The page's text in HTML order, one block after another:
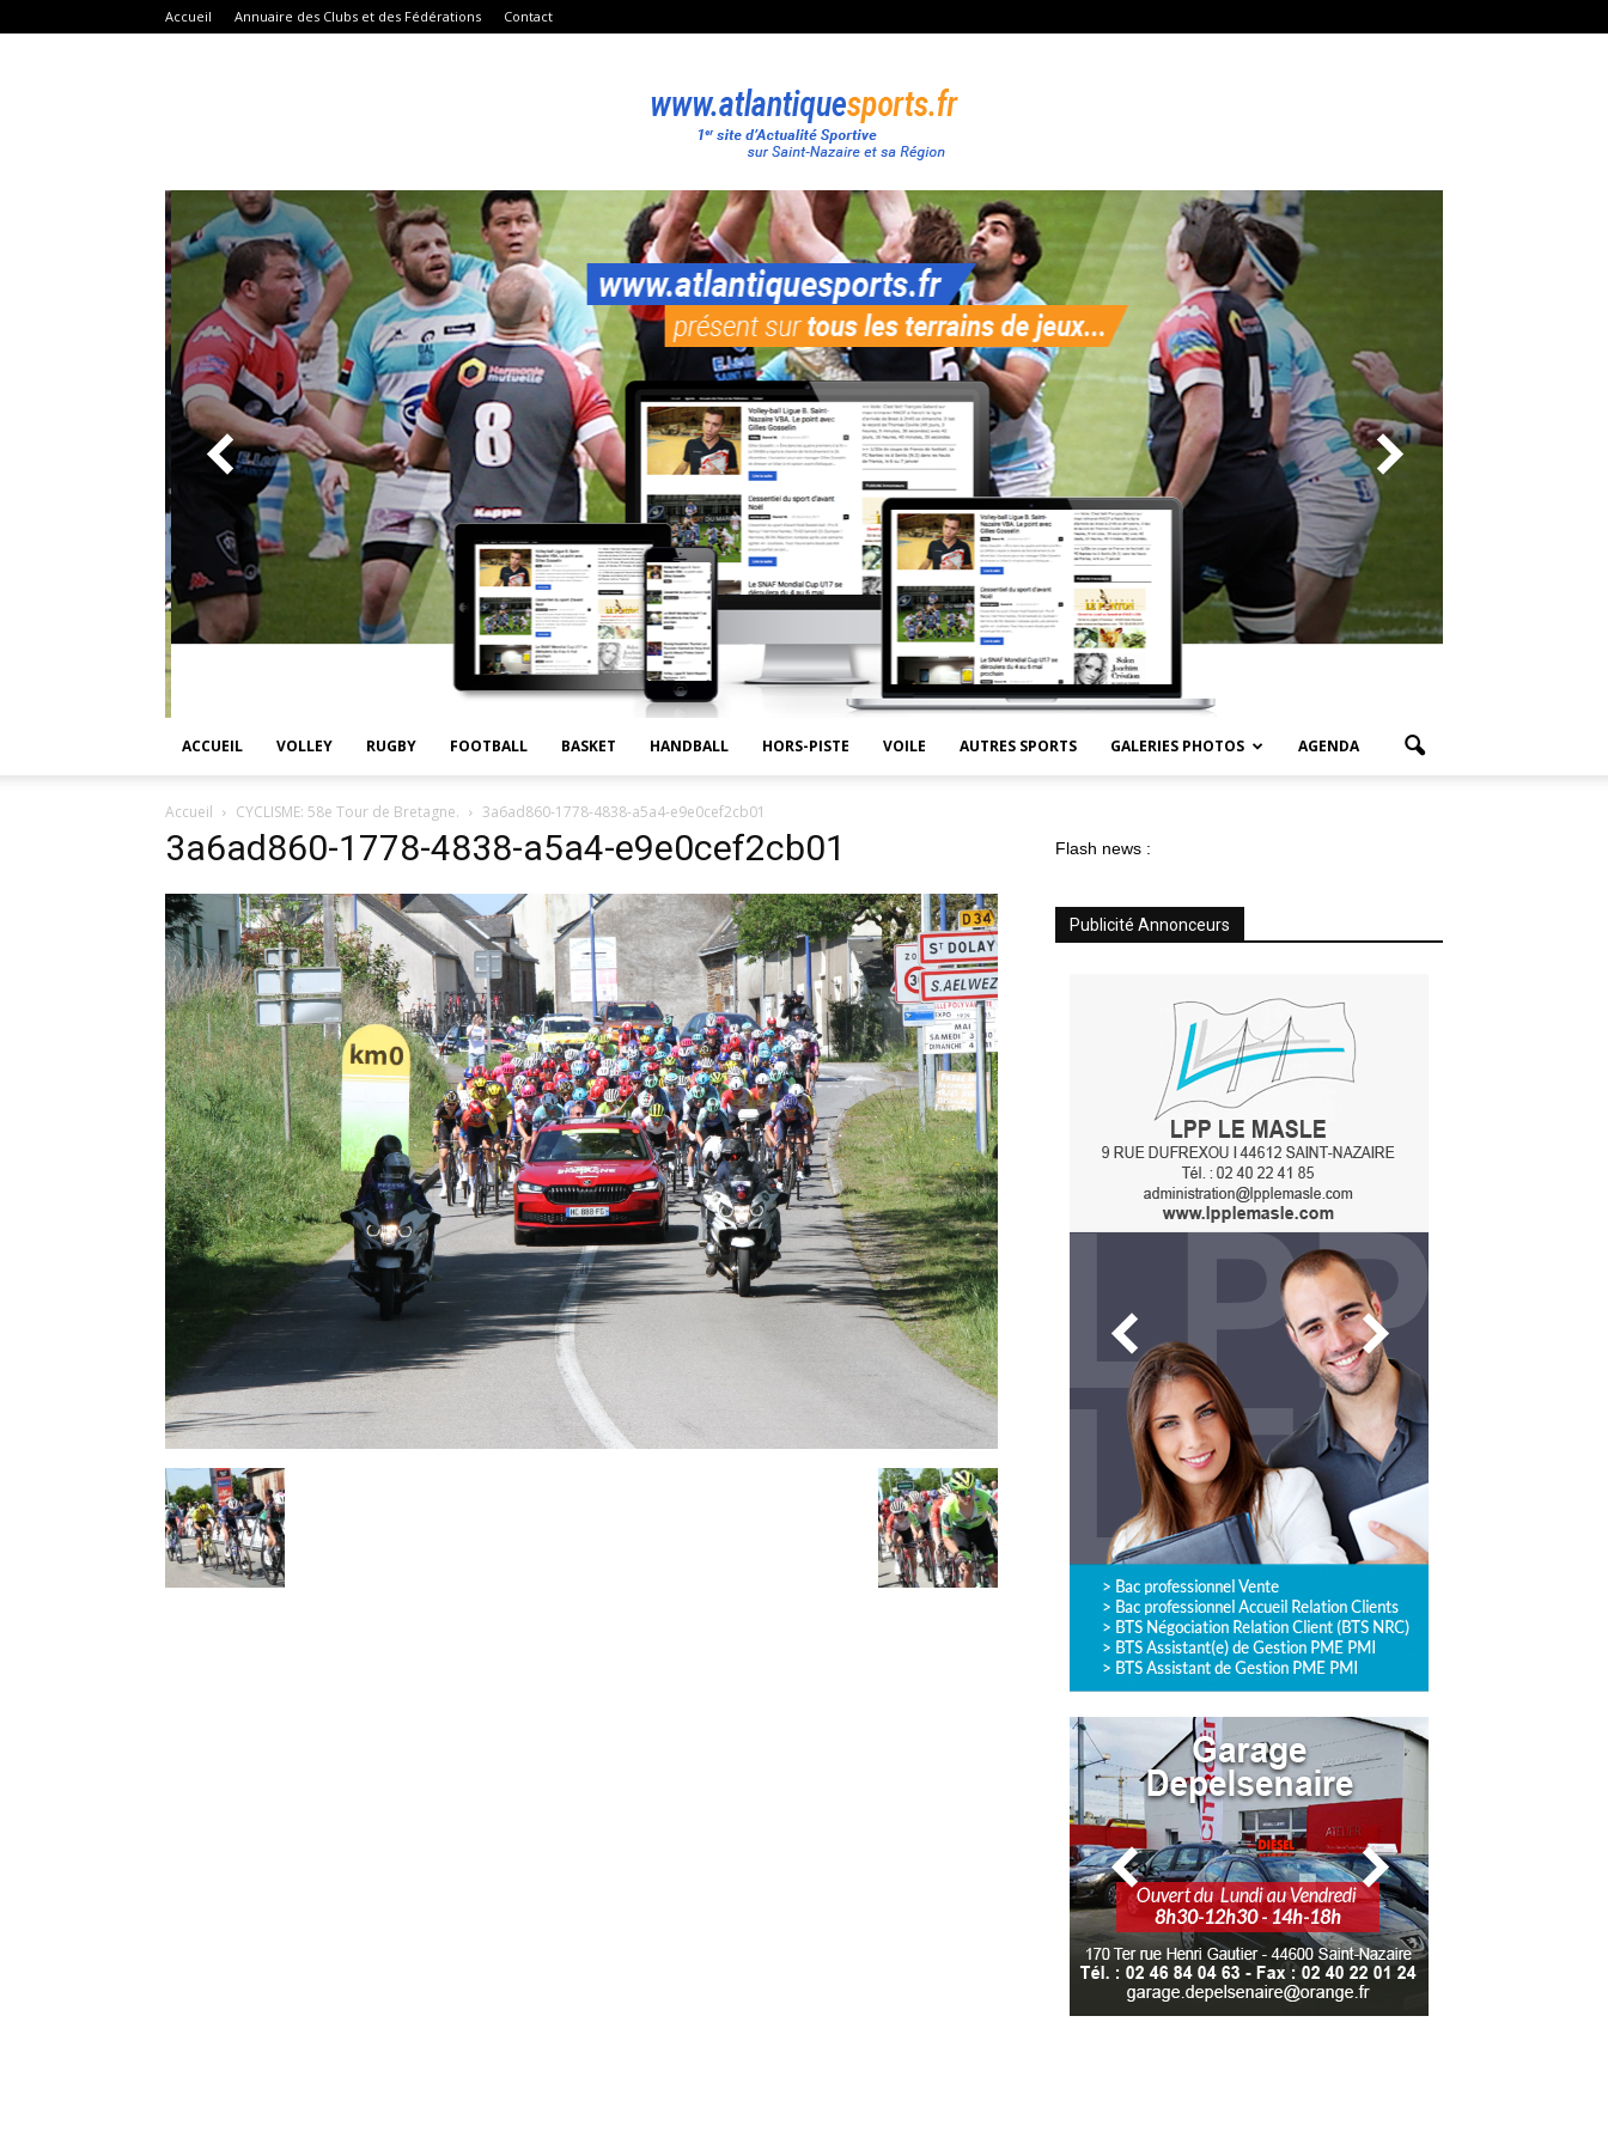
Accueil Annuaire des Clubs et des Fédérations Contact
Atlantique
Sport
ACCUEIL VOLLEY RUGBY FOOTBALL BASKET HANDBALL HORS-PISTE VOILE AUTRES SPORTS GALERIES PHOTOS AGENDA
Accueil CYCLISME: 58e Tour de Bretagne. 3a6ad860-1778-4838-a5a4-e9e0cef2cb01
3a6ad860-1778-4838-a5a4-e9e0cef2cb01 Flash news :
Publicité Annonceurs